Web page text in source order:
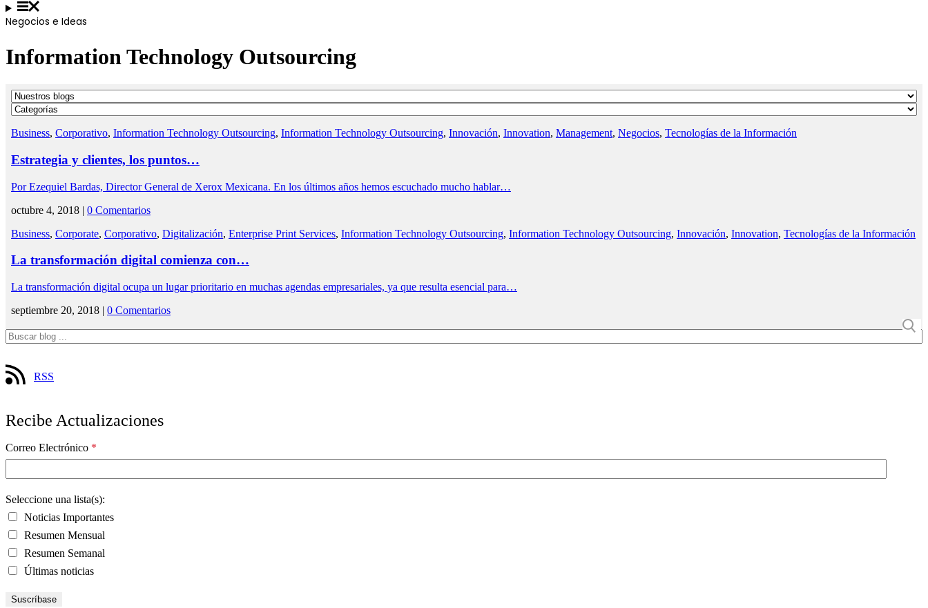
Negocios e Ideas
Information Technology Outsourcing
Business, Corporativo, Information Technology Outsourcing, Information Technology Outsourcing, Innovación, Innovation, Management, Negocios, Tecnologías de la Información
Estrategia y clientes, los puntos…
Por Ezequiel Bardas, Director General de Xerox Mexicana. En los últimos años hemos escuchado mucho hablar…
octubre 4, 2018 | 0 Comentarios
Business, Corporate, Corporativo, Digitalización, Enterprise Print Services, Information Technology Outsourcing, Information Technology Outsourcing, Innovación, Innovation, Tecnologías de la Información
La transformación digital comienza con…
La transformación digital ocupa un lugar prioritario en muchas agendas empresariales, ya que resulta esencial para…
septiembre 20, 2018 | 0 Comentarios
RSS
Recibe Actualizaciones
Correo Electrónico *
Seleccione una lista(s):
Noticias Importantes
Resumen Mensual
Resumen Semanal
Últimas noticias